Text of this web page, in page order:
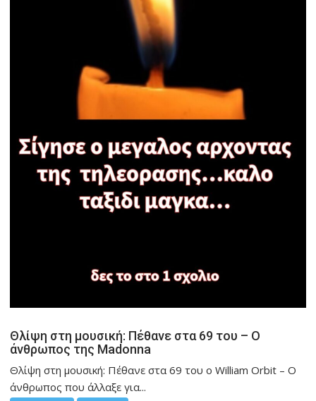
Θλίψη στη μουσική: Πέθανε στα 69 του – Ο
άνθρωπος της Madonna
Θλίψη στη μουσική: Πέθανε στα 69 του ο William Orbit – Ο
άνθρωπος που άλλαξε για...